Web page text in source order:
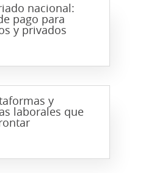
nacional:
pago para
y privados
y
laborales que